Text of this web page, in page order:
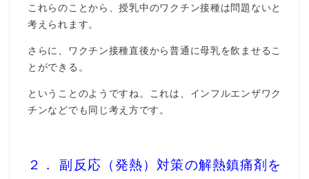
これらのことから、授乳中のワクチン接種は問題ないと
考えられます。
さらに、ワクチン接種直後から普通に母乳を飲ませるこ
とができる。
ということのようですね。これは、インフルエンザワク
チンなどでも同じ考え方です。
２． 副反応（発熱）対策の解熱鎮痛剤を